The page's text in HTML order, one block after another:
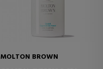
MOLTON BROWN